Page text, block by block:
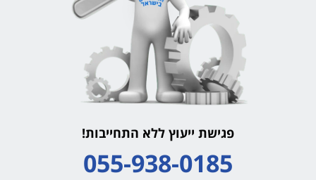
פגישת ייעוץ ללא התחייבות!
055-938-0185